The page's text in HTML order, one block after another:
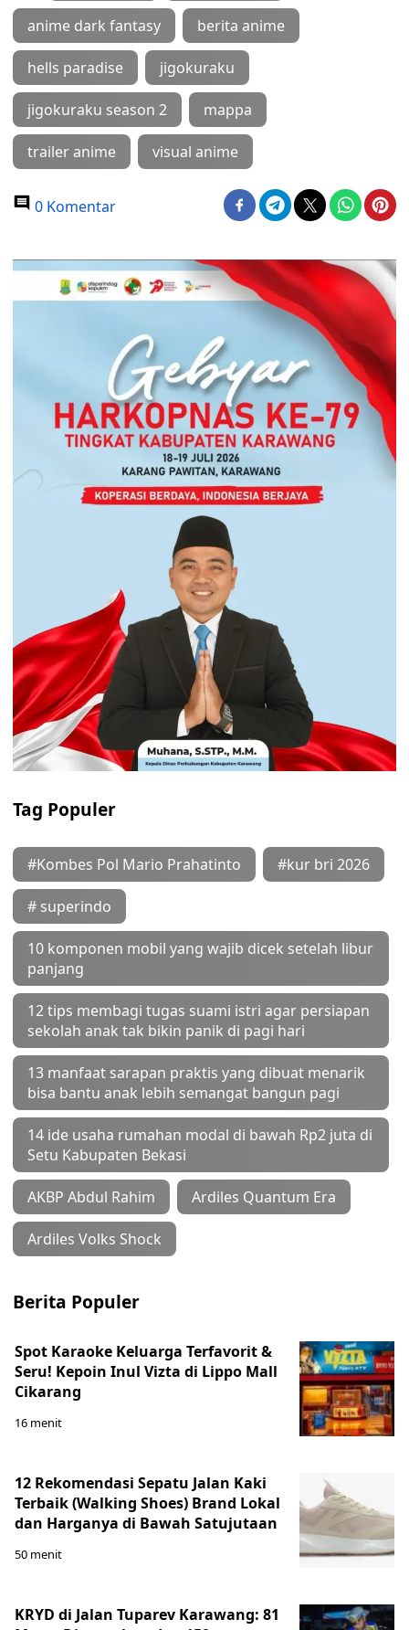
anime dark fantasy berita anime
hells paradise jigokuraku
jigokuraku season 2 mappa
trailer anime visual anime
0 Komentar
Tag Populer
#Kombes Pol Mario Prahatinto #kur bri 2026
# superindo
10 komponen mobil yang wajib dicek setelah libur
panjang
12 tips membagi tugas suami istri agar persiapan
sekolah anak tak bikin panik di pagi hari
13 manfaat sarapan praktis yang dibuat menarik
bisa bantu anak lebih semangat bangun pagi
14 ide usaha rumahan modal di bawah Rp2 juta di
Setu Kabupaten Bekasi
AKBP Abdul Rahim Ardiles Quantum Era
Ardiles Volks Shock
Berita Populer
Spot Karaoke Keluarga Terfavorit &
Seru! Kepoin Inul Vizta di Lippo Mall
Cikarang
16 menit
12 Rekomendasi Sepatu Jalan Kaki
Terbaik (Walking Shoes) Brand Lokal
dan Harganya di Bawah Satujutaan
50 menit
KRYD di Jalan Tuparev Karawang: 81